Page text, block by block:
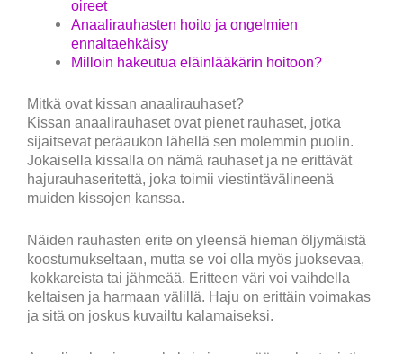
oireet
Anaalirauhasten hoito ja ongelmien
ennaltaehkäisy
Milloin hakeutua eläinlääkärin hoitoon?
Mitkä ovat kissan anaalirauhaset?
Kissan anaalirauhaset ovat pienet rauhaset, jotka
sijaitsevat peräaukon lähellä sen molemmin puolin.
Jokaisella kissalla on nämä rauhaset ja ne erittävät
hajurauhaseritettä, joka toimii viestintävälineenä
muiden kissojen kanssa.
Näiden rauhasten erite on yleensä hieman öljymäistä
koostumukseltaan, mutta se voi olla myös juoksevaa,
kokkareista tai jähmeää. Eritteen väri voi vaihdella
keltaisen ja harmaan välillä. Haju on erittäin voimakas
ja sitä on joskus kuvailtu kalamaiseksi.